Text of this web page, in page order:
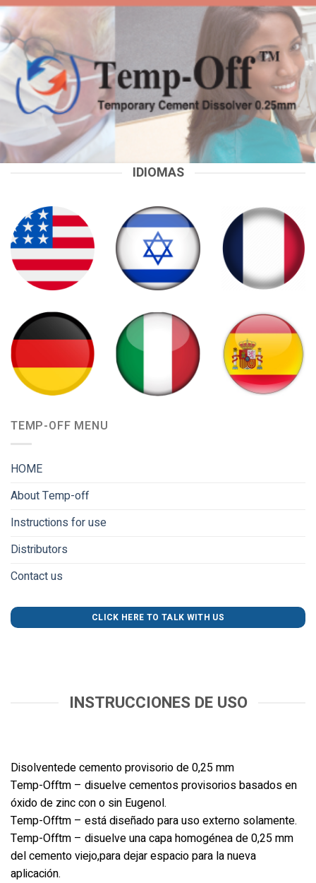
IDIOMAS
TEMP-OFF MENU
HOME
About Temp-off
Instructions for use
Distributors
Contact us
CLICK HERE TO TALK WITH US
INSTRUCCIONES DE USO
Disolventede cemento provisorio de 0,25 mm
Temp-Offtm – disuelve cementos provisorios basados en
óxido de zinc con o sin Eugenol.
Temp-Offtm – está diseñado para uso externo solamente.
Temp-Offtm – disuelve una capa homogénea de 0,25 mm
del cemento viejo,para dejar espacio para la nueva
aplicación.